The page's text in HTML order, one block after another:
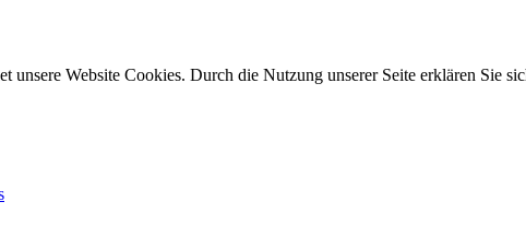
unsere Website Cookies. Durch die Nutzung unserer Seite erklären Sie